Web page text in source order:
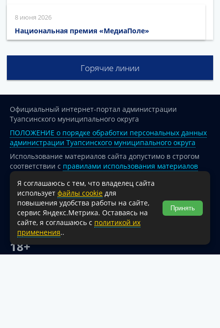
8 июня 2026
Национальная премия «МедиаПоле»
Горячие линии
Официальный интернет-портал администрации
Туапсинского муниципального округа
ПОЛОЖЕНИЕ о порядке обработки персональных данных
администрации Туапсинского муниципального округа
Использование материалов сайта допустимо в строгом
соответствии с правилами использования материалов
опубликованных на сайте
При перепечатке и использовании информации ссылка
на источник обязательна.
Для сайтов и страниц сети Интернет обязательна
активная гиперссылка на официальный интернет-портал
администрации Туапсинского муниципального округа.
18+
Я соглашаюсь с тем, что владелец сайта
использует файлы cookie для
повышения удобства работы на сайте,
сервис Яндекс.Метрика. Оставаясь на
сайте, я соглашаюсь с политикой их
применения..
Принять